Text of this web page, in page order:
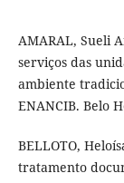
AMARAL, Sueli
serviços das
ambiente
ENANCIB. Belo
BELLOTO,
tratamento